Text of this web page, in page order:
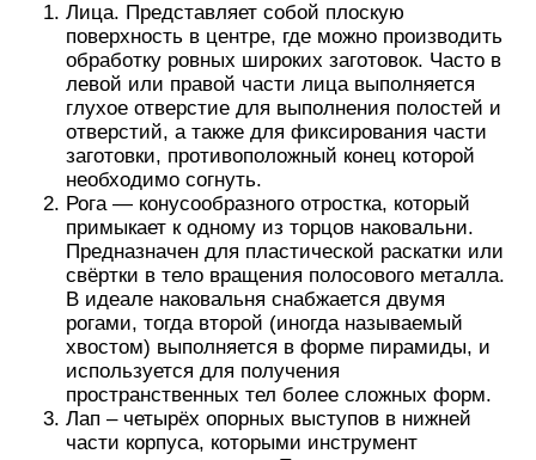
Лица. Представляет собой плоскую
поверхность в центре, где можно производить
обработку ровных широких заготовок. Часто в
левой или правой части лица выполняется
глухое отверстие для выполнения полостей и
отверстий, а также для фиксирования части
заготовки, противоположный конец которой
необходимо согнуть.
Рога — конусообразного отростка, который
примыкает к одному из торцов наковальни.
Предназначен для пластической раскатки или
свёртки в тело вращения полосового металла.
В идеале наковальня снабжается двумя
рогами, тогда второй (иногда называемый
хвостом) выполняется в форме пирамиды, и
используется для получения
пространственных тел более сложных форм.
Лап – четырёх опорных выступов в нижней
части корпуса, которыми инструмент